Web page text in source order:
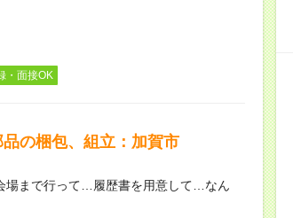
・面接OK
の梱包、組立：加賀市
場まで行って…履歴書を用意して…なん